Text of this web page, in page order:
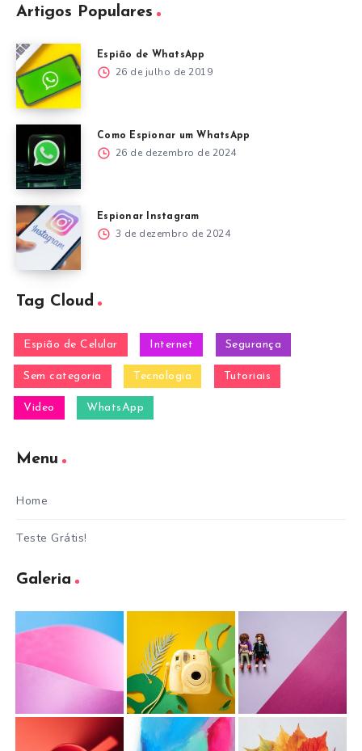
Artigos Populares
Espião de WhatsApp
26 de julho de 2019
Como Espionar um WhatsApp
26 de dezembro de 2024
Espionar Instagram
3 de dezembro de 2024
Tag Cloud
Espião de Celular Internet Segurança
Sem categoria Tecnologia Tutoriais
Video WhatsApp
Menu
Home
Teste Grátis!
Galeria